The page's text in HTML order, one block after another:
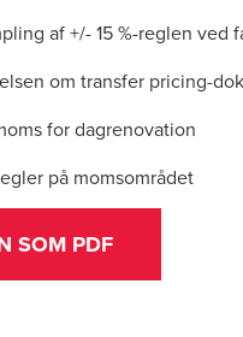
af +/- 15 %-reglen ved
om transfer pricing-
for dagrenovation
på momsområdet
SOM PDF